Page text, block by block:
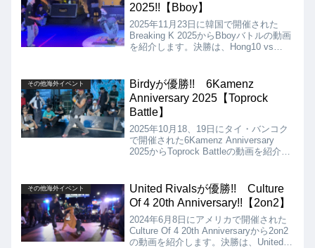
2025!!【Bboy】
2025年11月23日に韓国で開催された
Breaking K 2025からBboyバトルの動画
を紹介します。決勝は、Hong10 vs
その他海外イベント
Birdyが優勝!! 6Kamenz
Anniversary 2025【Toprock
Battle】
2025年10月18、19日にタイ・バンコク
で開催された6Kamenz Anniversary
2025からToprock Battleの動画を紹介し
した!!
その他海外イベント
United Rivalsが優勝!! Culture
Of 4 20th Anniversary!!【2on2】
2024年6月8日にアメリカで開催された
Culture Of 4 20th Anniversaryから2on2
の動画を紹介します。決勝は、United